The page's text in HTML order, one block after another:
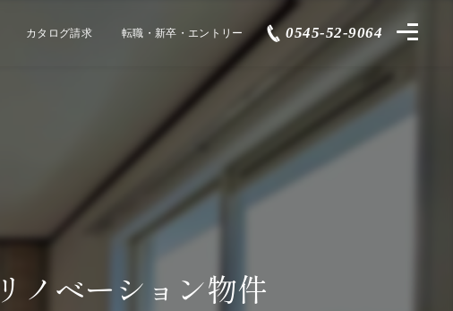
カタログ請求 転職・新卒・エントリー 0545-52-9064
ベーション物件